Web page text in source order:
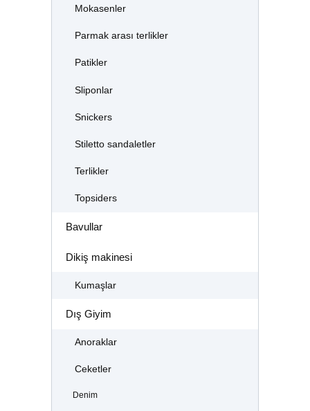
Mokasenler
Parmak arası terlikler
Patikler
Sliponlar
Snickers
Stiletto sandaletler
Terlikler
Topsiders
Bavullar
Dikiş makinesi
Kumaşlar
Dış Giyim
Anoraklar
Ceketler
Denim